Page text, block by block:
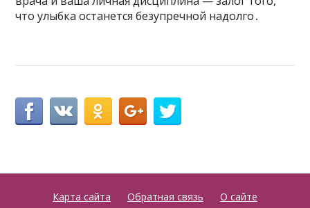
что улыбка останется безупречной надолго․
Карта сайта Обратная связь
О сайте